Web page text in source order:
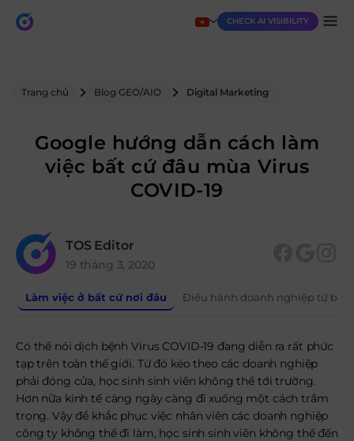
CHECK AI VISIBILITY
Trang chủ Blog GEO/AIO Digital Marketing
Google hướng dẫn cách làm
việc bất cứ đâu mùa Virus
COVID-19
TOS Editor
19 tháng 3, 2020
Làm việc ở bất cứ nơi đâu Điều hành doanh nghiệp từ bất
Có thể nói dịch bệnh Virus COVID-19 đang diễn ra rất phức
tạp trên toàn thế giới. Từ đó kéo theo các doanh nghiệp
phải đóng cửa, học sinh sinh viên không thể tới trường.
Hơn nữa kinh tế càng ngày càng đi xuống một cách trầm
trọng. Vậy để khắc phục việc nhân viên các doanh nghiệp
công ty không thể đi làm, học sinh sinh viên không thể đến